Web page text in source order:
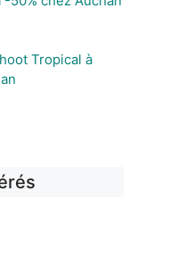
Tropical à